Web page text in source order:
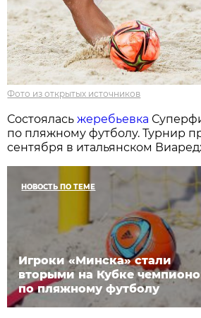
Фото из открытых источников
Состояласьжеребьевка
по пляжному футболу. Турнир
сентября в итальянском
НОВОСТЬ ПО ТЕМЕ
Игроки «Минска» стали
вторыми на Кубке
по пляжному футболу